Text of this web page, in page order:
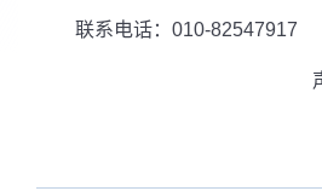
联系电话： 010-82547917